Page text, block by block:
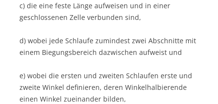
c) die eine feste Länge aufweisen und in einer
geschlossenen Zelle verbunden sind,
d) wobei jede Schlaufe zumindest zwei Abschnitte mit
einem Biegungsbereich dazwischen aufweist und
e) wobei die ersten und zweiten Schlaufen erste und
zweite Winkel definieren, deren Winkelhalbierende
einen Winkel zueinander bilden,